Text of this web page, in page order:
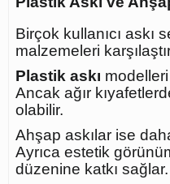
Birçok kullanıcı askı
malzemeleri
Plastik askı
Ancak ağır
olabilir.
Ahşap askılar ise
Ayrıca estetik
düzenine katkı sağlar.